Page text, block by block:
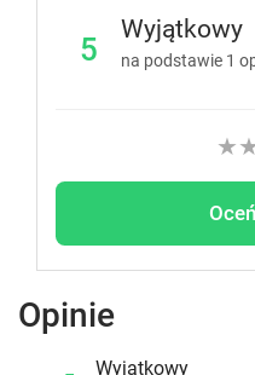
5
Wyjątkowy
na podstawie 1
★
Opinie
Wyjątkowy